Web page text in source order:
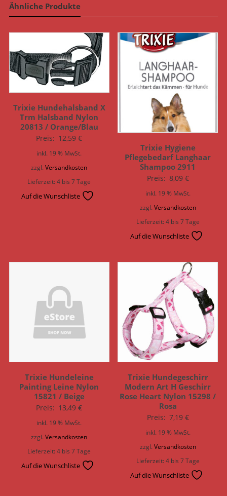
Ähnliche Produkte
Trixie Hundehalsband X
Trm Halsband Nylon
20813 / Orange/Blau
Preis: 12,59€
inkl. 19 % MwSt.
zzgl.Versandkosten
Lieferzeit:4 bis 7 Tage
Auf die Wunschliste
Trixie Hygiene
Pflegebedarf Langhaar
Shampoo 2911
Preis: 8,09 €
inkl. 19 % MwSt.
zzgl. Versandkosten
Lieferzeit:4 bis 7 Tage
Auf die Wunschliste
Trixie Hundeleine
Painting Leine Nylon
15821 / Beige
Preis: 13,49€
inkl. 19 % MwSt.
zzgl.Versandkosten
Lieferzeit:4 bis 7 Tage
Auf die Wunschliste
Trixie Hundegeschirr
Modern Art H Geschirr
Rose Heart Nylon 15298 /
Rosa
Preis: 7,19 €
inkl. 19 % MwSt.
zzgl. Versandkosten
Lieferzeit:4 bis 7 Tage
Auf die Wunschliste